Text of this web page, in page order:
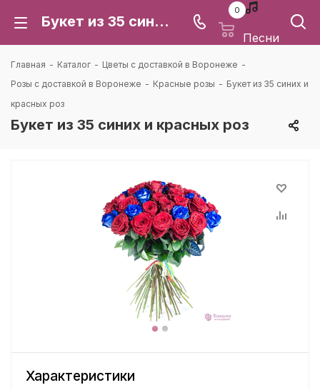
Букет из 35 синих и красных роз: цена и доставка в Воронеже | Каталея
0
Песни
Главная - Каталог - Цветы с доставкой в Воронеже -
Розы с доставкой в Воронеже - Красные розы - Букет из 35 синих и
красных роз
Букет из 35 синих и красных роз
Характеристики